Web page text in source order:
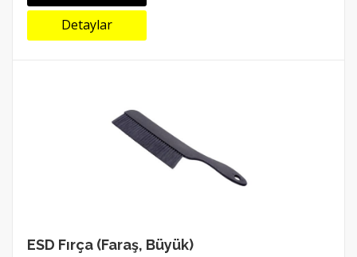
Detaylar
ESD Fırça (Faraş, Büyük)